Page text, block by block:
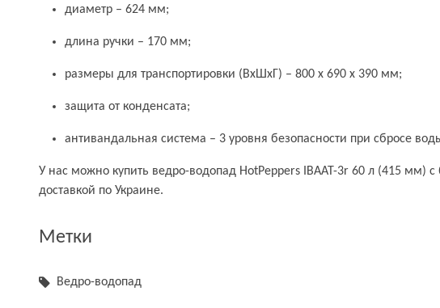
диаметр – 624 мм;
длина ручки – 170 мм;
размеры для транспортировки (ВхШхГ) – 800 х 690 х 390 мм;
защита от конденсата;
антивандальная система – 3 уровня безопасности при сбросе
У нас можно купить ведро-водопад HotPeppers ІВААТ-3r 60 л (415 мм) с
доставкой по Украине.
Метки
Ведро-водопад